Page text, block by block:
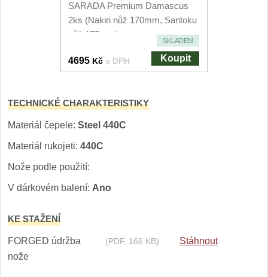
Nože Seburo HOKORI 37
Nože Seburo WEST
Nože Tojiro
Nože Tojiro Zen
Nože Samura MO-V
Nože Samura Bamboo
SARADA Premium Damascus
2ks (Nakiri nůž 170mm, Santoku
nůž 175mm)
SKLADEM
4695 Kč s DPH Koupit
TECHNICKÉ CHARAKTERISTIKY
Materiál čepele: Steel 440C
Materiál rukojeti: 440C
Nože podle použití:
V dárkovém balení: Ano
KE STAŽENÍ
FORGED údržba
nože
(PDF, 166 KB) Stáhnout